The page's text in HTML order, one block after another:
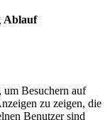
Ablauf
Besuchern auf
zu zeigen, die
Benutzer sind